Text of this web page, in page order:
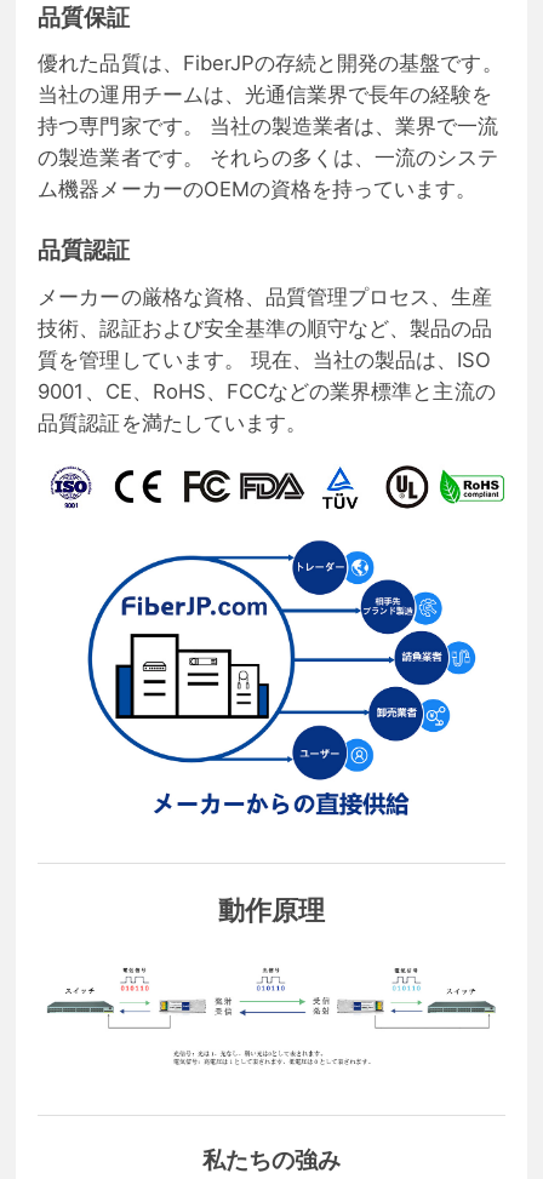
品質保証
優れた品質は、FiberJPの存続と開発の基盤です。
当社の運用チームは、光通信業界で長年の経験を
持つ専門家です。 当社の製造業者は、業界で一流
の製造業者です。 それらの多くは、一流のシステ
ム機器メーカーのOEMの資格を持っています。
品質認証
メーカーの厳格な資格、品質管理プロセス、生産
技術、認証および安全基準の順守など、製品の品
質を管理しています。 現在、当社の製品は、ISO
9001、CE、RoHS、FCCなどの業界標準と主流の
品質認証を満たしています。
動作原理
私たちの強み